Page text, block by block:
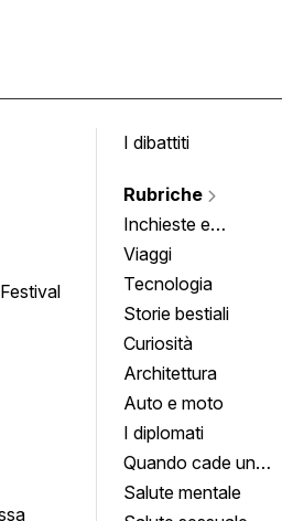
I dibattiti
Rubriche
Inchieste e
approfondimenti
Viaggi
Tecnologia
Storie bestiali
Curiosità
Architettura
Auto e moto
I diplomati
Quando cade un
quadro
Salute mentale